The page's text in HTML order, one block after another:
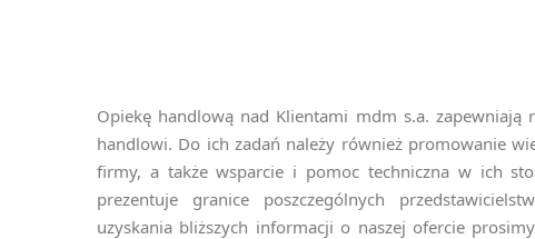
Opiekę handlową nad Klientami mdm s.a. zapewniają
handlowi. Do ich zadań należy również promowanie
firmy, a także wsparcie i pomoc techniczna w ich
prezentuje granice poszczególnych
uzyskania bliższych informacji o naszej ofercie